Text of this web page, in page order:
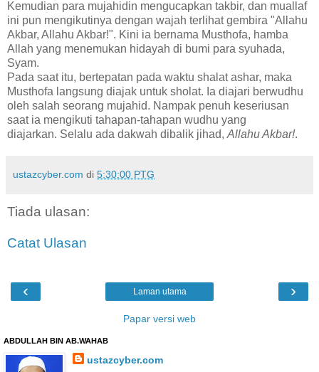
Kemudian para mujahidin mengucapkan takbir, dan muallaf
ini pun mengikutinya dengan wajah terlihat gembira "Allahu
Akbar, Allahu Akbar!". Kini ia bernama Musthofa, hamba
Allah yang menemukan hidayah di bumi para syuhada,
Syam.
Pada saat itu, bertepatan pada waktu shalat ashar, maka
Musthofa langsung diajak untuk sholat. Ia diajari berwudhu
oleh salah seorang mujahid. Nampak penuh keseriusan
saat ia mengikuti tahapan-tahapan wudhu yang
diajarkan. Selalu ada dakwah dibalik jihad, Allahu Akbar!.
ustazcyber.com di 5:30:00 PTG
Tiada ulasan:
Catat Ulasan
‹ ›
Laman utama
Papar versi web
ABDULLAH BIN AB.WAHAB
ustazcyber.com